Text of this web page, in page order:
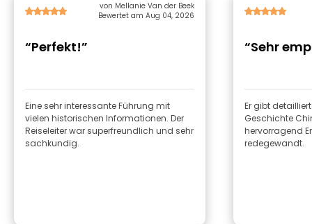
von Mellanie Van der Beek
Bewertet am Aug 04, 2026
“Perfekt!”
Eine sehr interessante Führung mit
vielen historischen Informationen. Der
Reiseleiter war superfreundlich und sehr
sachkundig.
“Sehr
Er gibt
Geschichte
hervorragend
redegewandt.